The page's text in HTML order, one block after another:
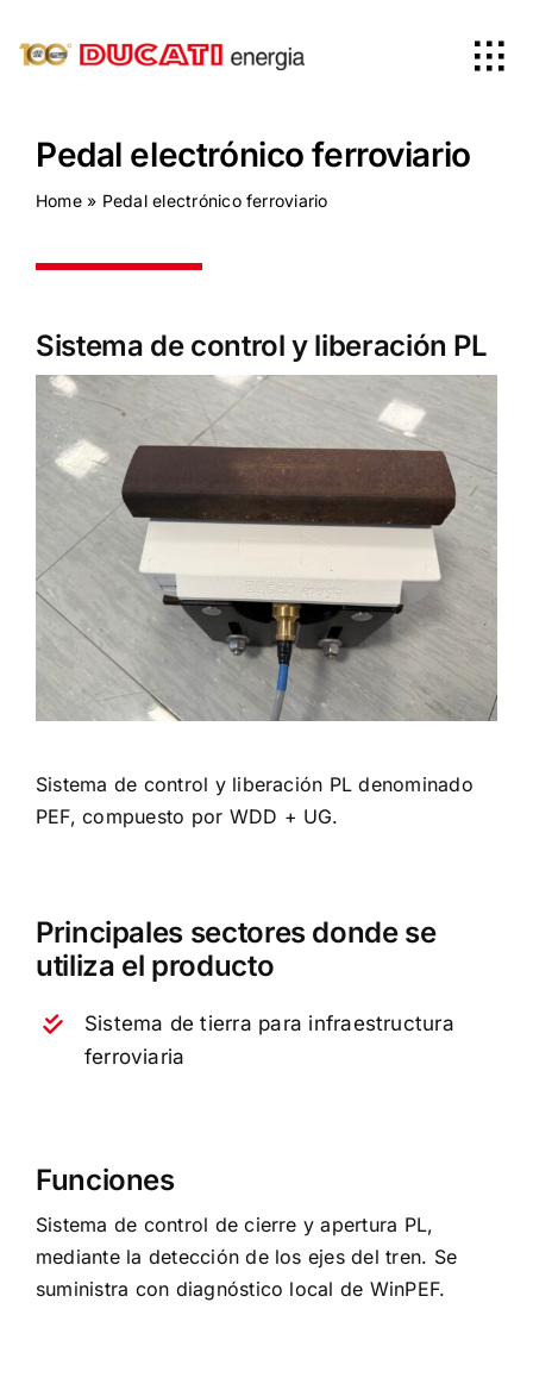
Productos
News
Worldwide
Certificaciones
Contactos
Español
Pedal electrónico ferroviario
Home» Pedal electrónico ferroviario
Sistema de control y liberación PL
Sistema de control y liberación PL denominado
PEF, compuesto por WDD + UG.
Principales sectores donde se
utiliza el producto
Sistema de tierra para infraestructura
ferroviaria
Funciones
Sistema de control de cierre y apertura PL,
mediante la detección de los ejes del tren. Se
suministra con diagnóstico local de WinPEF.